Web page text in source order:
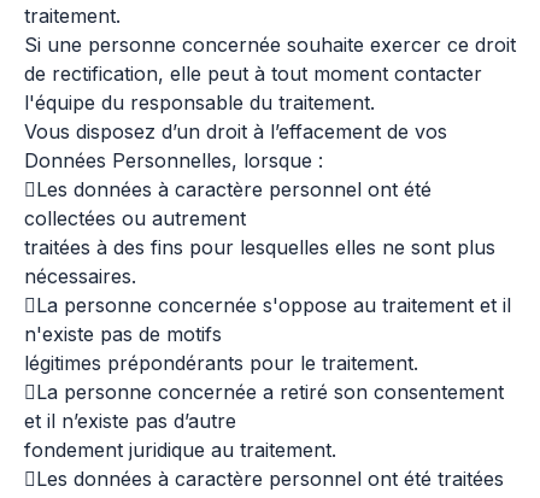
traitement.
Si une personne concernée souhaite exercer ce droit
de rectification, elle peut à tout moment contacter
l'équipe du responsable du traitement.
Vous disposez d’un droit à l’effacement de vos
Données Personnelles, lorsque :
Les données à caractère personnel ont été
collectées ou autrement
traitées à des fins pour lesquelles elles ne sont plus
nécessaires.
La personne concernée s'oppose au traitement et il
n'existe pas de motifs
légitimes prépondérants pour le traitement.
La personne concernée a retiré son consentement
et il n’existe pas d’autre
fondement juridique au traitement.
Les données à caractère personnel ont été traitées